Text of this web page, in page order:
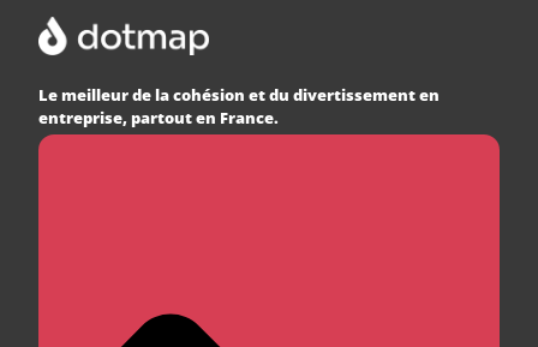
Le meilleur de la cohésion et du divertissement en
entreprise, partout en France.